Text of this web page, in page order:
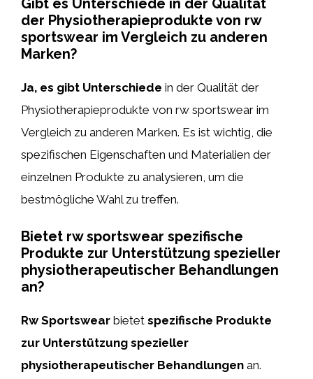
der Physiotherapieprodukte von rw
sportswear im Vergleich zu anderen
Marken?
Ja, es gibt Unterschiede in der Qualität der
Physiotherapieprodukte von rw sportswear im
Vergleich zu anderen Marken. Es ist wichtig, die
spezifischen Eigenschaften und Materialien der
einzelnen Produkte zu analysieren, um die
bestmögliche Wahl zu treffen.
Bietet rw sportswear spezifische
Produkte zur Unterstützung spezieller
physiotherapeutischer Behandlungen
an?
Rw Sportswear bietet spezifische Produkte
zur Unterstützung spezieller
physiotherapeutischer Behandlungen an.